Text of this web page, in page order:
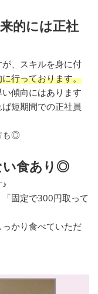
的には正社
、スキルを身に付
行っております。
傾向にはあります
短期間での正社員
も◎
い食あり◎
固定で300円取って
かり食べていただ